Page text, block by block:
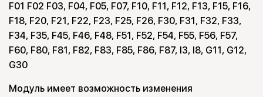
F01 F02 F03, F04, F05, F07, F10, F11, F12, F13, F15, F16,
F18, F20, F21, F22, F23, F25, F26, F30, F31, F32, F33,
F34, F35, F45, F46, F48, F51, F52, F54, F55, F56, F57,
F60, F80, F81, F82, F83, F85, F86, F87, I3, I8, G11, G12,
G30
Модуль имеет возможность изменения